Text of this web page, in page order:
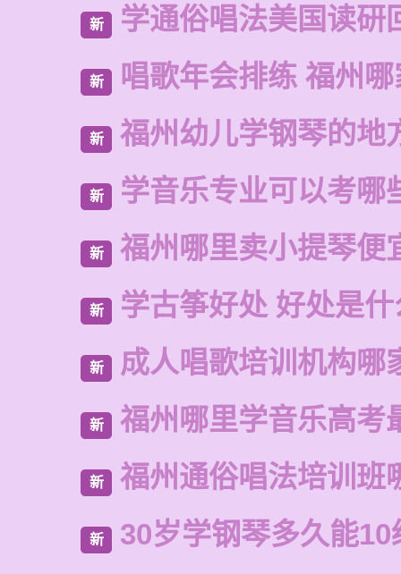
新 学通俗唱法美国读研
新 唱歌年会排练 福州
新 福州幼儿学钢琴的地
新 学音乐专业可以考哪
新 福州哪里卖小提琴便
新 学古筝好处 好处是什
新 成人唱歌培训机构哪
新 福州哪里学音乐高考
新 福州通俗唱法培训班
新 30岁学钢琴多久能10